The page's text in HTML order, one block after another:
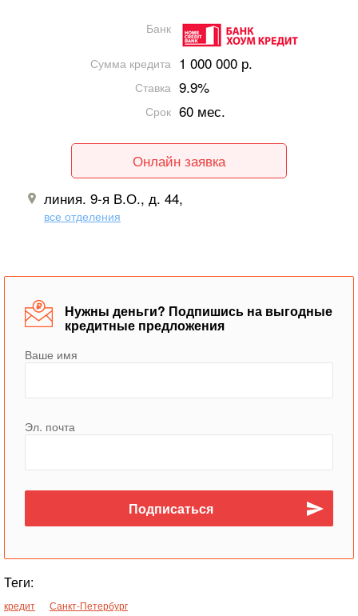
Банк
Сумма кредита 1 000 000 р.
Ставка 9.9%
Срок 60 мес.
Онлайн заявка
линия. 9-я В.О., д. 44,
все отделения
Нужны деньги? Подпишись на выгодные
кредитные предложения
Ваше имя
Эл. почта
Теги:
кредит Санкт-Петербург